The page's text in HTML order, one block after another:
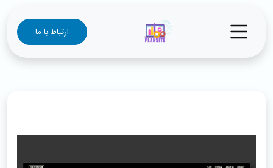
ارتباط با ما